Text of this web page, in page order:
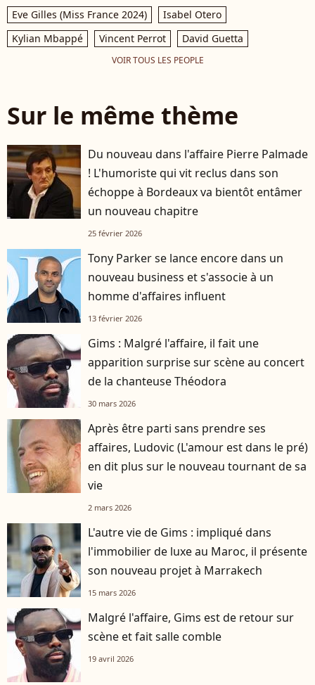
Eve Gilles (Miss France 2024)
Isabel Otero
Kylian Mbappé
Vincent Perrot David Guetta
VOIR TOUS LES PEOPLE
Sur le même thème
Du nouveau dans l'affaire Pierre Palmade
! L'humoriste qui vit reclus dans son
échoppe à Bordeaux va bientôt entâmer
un nouveau chapitre
25 février 2026
Tony Parker se lance encore dans un
nouveau business et s'associe à un
homme d'affaires influent
13 février 2026
Gims : Malgré l'affaire, il fait une
apparition surprise sur scène au concert
de la chanteuse Théodora
30 mars 2026
Après être parti sans prendre ses
affaires, Ludovic (L'amour est dans le pré)
en dit plus sur le nouveau tournant de sa
vie
2 mars 2026
L'autre vie de Gims : impliqué dans
l'immobilier de luxe au Maroc, il présente
son nouveau projet à Marrakech
15 mars 2026
Malgré l'affaire, Gims est de retour sur
scène et fait salle comble
19 avril 2026